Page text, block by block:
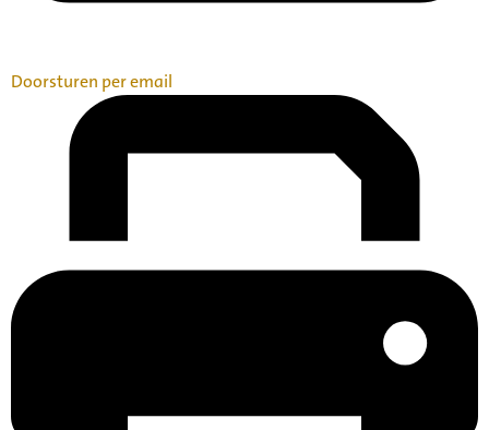
Doorsturen per email